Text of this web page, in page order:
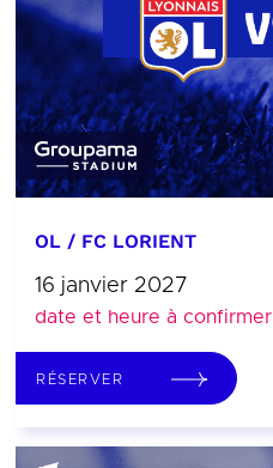
OL / FC LORIENT
16 janvier 2027
date et heure à confirmer
RÉSERVER